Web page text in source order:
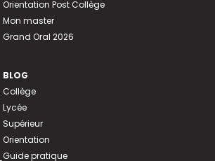
Orientation Post Collège
Mon master
Grand Oral 2026
BLOG
Collège
Lycée
Supérieur
Orientation
Guide pratique